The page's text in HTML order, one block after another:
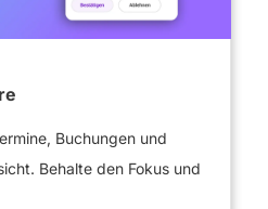
Buchungen und
Behalte den Fokus und